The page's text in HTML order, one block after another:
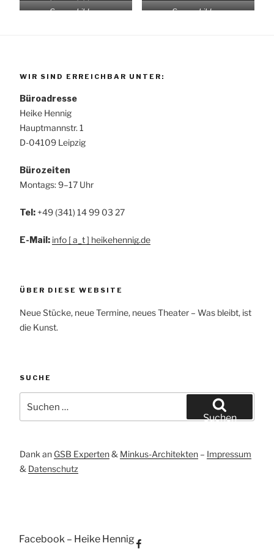
Choreographie von Heike
Choreographie von Heike
Szenenbild zur
Szenenbild zur
Szenenbild zur
WIR SIND ERREICHBAR UNTER:
Büroadresse
Heike Hennig
Hauptmannstr. 1
D-04109 Leipzig
Bürozeiten
Montags: 9–17 Uhr
Tel: +49 (341) 14 99 03 27
E-Mail: info [ a_t ] heikehennig.de
ÜBER DIESE WEBSITE
Neue Stücke, neue Termine, neues Theater – Was bleibt, ist
die Kunst.
SUCHE
nach:
Suchen
Dank an GSB Experten& Minkus-Architekten – Impressum
& Datenschutz
Facebook – Heike Hennig